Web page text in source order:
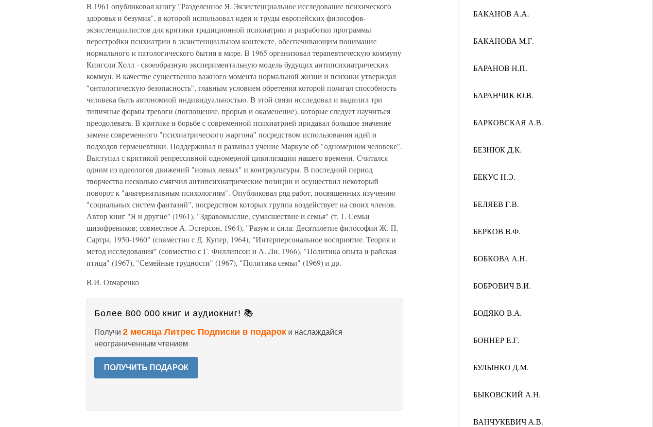
БАКАНОВ А.А.
БАКАНОВА М.Г.
БАРАНОВ Н.П.
БАРАНЧИК Ю.В.
БАРКОВСКАЯ А.В.
БЕЗНЮК Д.К.
БЕКУС Н.Э.
БЕЛЯЕВ Г.В.
БЕРКОВ В.Ф.
БОБКОВА А.Н.
БОБРОВИЧ В.И.
БОДЯКО В.А.
БОННЕР Е.Г.
БУЛЫНКО Д.М.
БЫКОВСКИЙ А.Н.
ВАНЧУКЕВИЧ А.В.
В 1961 опубликовал книгу "Разделенное Я. Экзистенциальное исследование психического
здоровья и безумия", в которой использовал идеи и труды европейских философов-
экзистенциалистов для критики традиционной психиатрии и разработки программы
перестройки психиатрии в экзистенциальном контексте, обеспечивающим понимание
нормального и патологического бытия в мире. В 1965 организовал терапевтическую коммуну
Кингсли Холл - своеобразную экспериментальную модель будущих антипсихиатрических
коммун. В качестве существенно важного момента нормальной жизни и психики утверждал
"онтологическую безопасность", главным условием обретения которой полагал способность
человека быть автономной индивидуальностью. В этой связи исследовал и выделил три
типичные формы тревоги (поглощение, прорыв и окаменение), которые следует научиться
преодолевать. В критике и борьбе с современной психиатрией придавал большое значение
замене современного "психиатрического жаргона" посредством использования идей и
подходов герменевтики. Поддерживал и развивал учение Маркузе об "одномерном человеке".
Выступал с критикой репрессивной одномерной цивилизации нашего времени. Считался
одним из идеологов движений "новых левых" и контркультуры. В последний период
творчества несколько смягчил антипсихиатрические позиции и осуществил некоторый
поворот к "альтернативным психологиям". Опубликовал ряд работ, посвященных изучению
"социальных систем фантазий", посредством которых группа воздействует на своих членов.
Автор книг "Я и другие" (1961), "Здравомыслие, сумасшествие и семья" (т. 1. Семьи
шизофреников; совместное А. Эстерсон, 1964), "Разум и сила: Десятилетие философии Ж.-П.
Сартра, 1950-1960" (совместно с Д. Купер, 1964), "Интерперсональное восприятие. Теория и
метод исследования" (совместно с Г. Филлипсон и А. Ли, 1966), "Политика опыта и райская
птица" (1967), "Семейные трудности" (1967), "Политика семьи" (1969) и др.
В.И. Овчаренко
Более 800 000 книг и аудиокниг! 📚
Получи 2 месяца Литрес Подписки в подарок и наслаждайся
неограниченным чтением
ПОЛУЧИТЬ ПОДАРОК